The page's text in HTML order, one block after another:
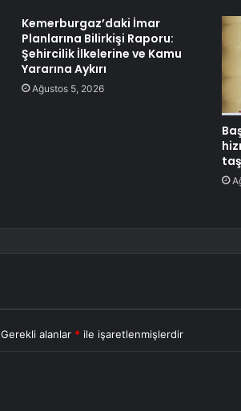
Kemerburgaz’daki İmar
Planlarına Bilirkişi Raporu:
Şehircilik İlkelerine ve Kamu
Yararına Aykırı
Ağustos 5, 2026
Gerekli alanlar * ile işaretlenmişlerdir